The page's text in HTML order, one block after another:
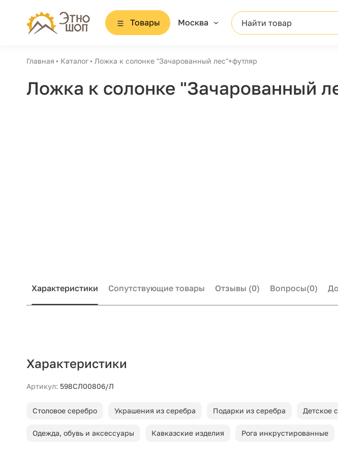
Товары Москва Найти товар
Главная Каталог Ложка к солонке "Зачарованный лес"+футляр
Ложка к солонке "Зачарованный
Характеристики Сопутствующие товары Отзывы (0) Вопросы(0)
Характеристики
Артикул: 598СЛ00806/Л
Столовое серебро Украшения из серебра Подарки из серебра Детское
Одежда, обувь и аксессуары Кавказские изделия Рога инкрустированные